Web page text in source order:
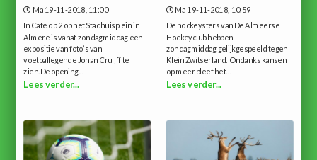
Ma 19-11-2018, 11:00
In Café op 2 op het Stadhuisplein in
Almere is vanaf zondagmiddag een
expositie van foto’s van
voetballegende Johan Cruijff te
zien.De opening...
Lees verder...
Ma 19-11-2018, 10:59
De hockeysters van De Almeerse
Hockeyclub hebben
zondagmiddag gelijkgespeeld tegen
Klein Zwitserland. Ondanks kansen
op meer bleef het...
Lees verder...